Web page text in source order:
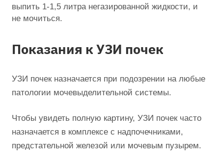
выпить 1-1,5 литра негазированной жидкости, и
не мочиться.
Показания к УЗИ почек
УЗИ почек назначается при подозрении на любые
патологии мочевыделительной системы.
Чтобы увидеть полную картину, УЗИ почек часто
назначается в комплексе с надпочечниками,
предстательной железой или мочевым пузырем.